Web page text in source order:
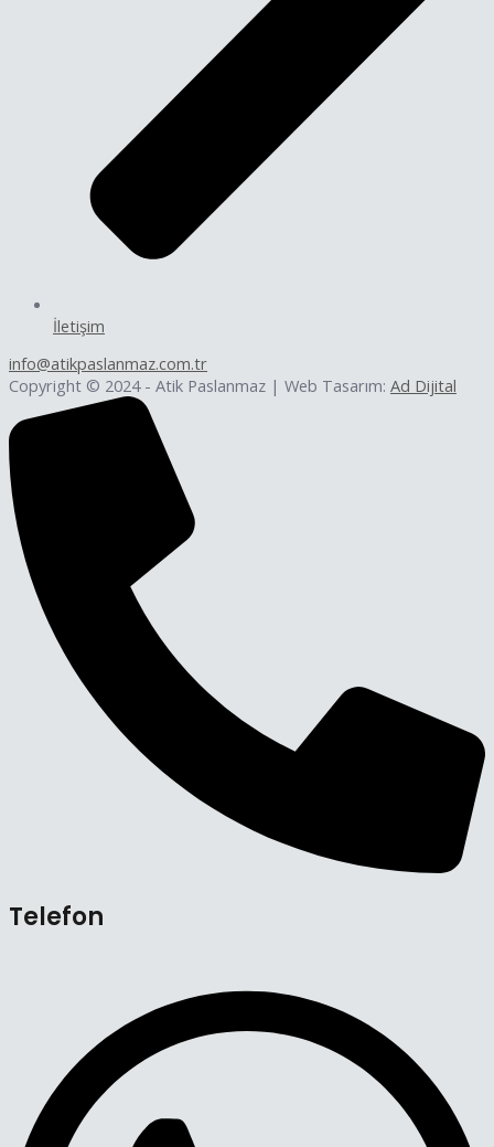
İletişim
info@atikpaslanmaz.com.tr
Copyright © 2024 - Atik Paslanmaz | Web Tasarım: Ad Dijital
Telefon